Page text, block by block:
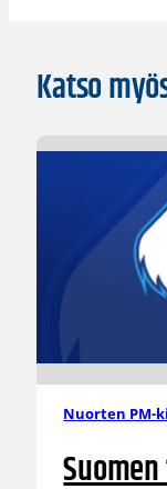
Katso
Nuorten PM-